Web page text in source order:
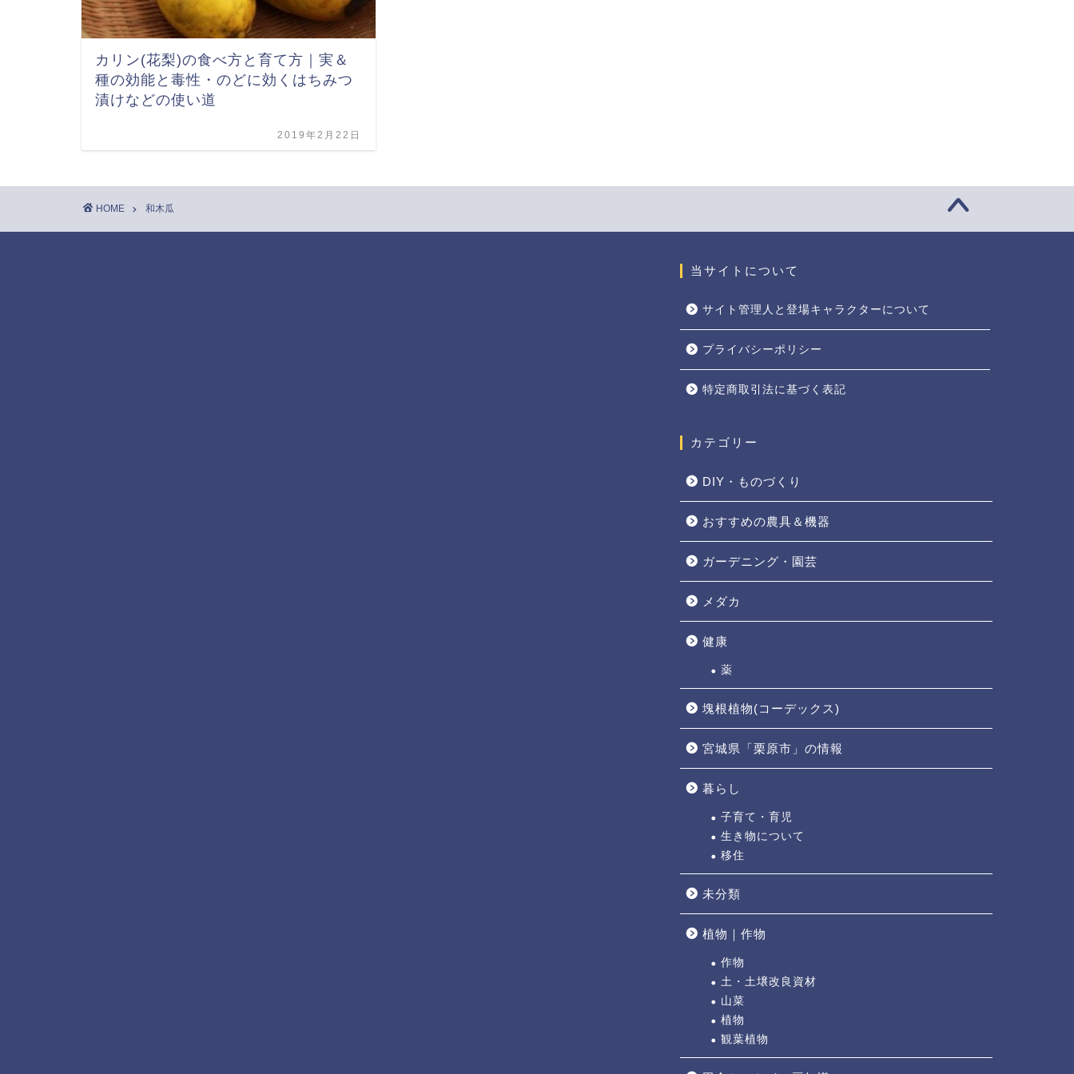
カリン(花梨)の食べ方と育て方｜実＆
種の効能と毒性・のどに効くはちみつ
漬けなどの使い道
2019年2月22日
HOME 和木瓜
当サイトについて
サイト管理人と登場キャラクターについて
プライバシーポリシー
特定商取引法に基づく表記
カテゴリー
DIY・ものづくり
おすすめの農具＆機器
ガーデニング・園芸
メダカ
健康
薬
塊根植物(コーデックス)
宮城県「栗原市」の情報
暮らし
子育て・育児
生き物について
移住
未分類
植物｜作物
作物
土・土壌改良資材
山菜
植物
観葉植物